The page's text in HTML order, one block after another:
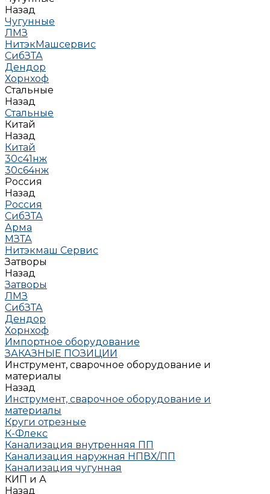
Назад
Чугунные
ЛМЗ
НитэкМашсервис
СибЗТА
Дендор
Хорнхоф
Стальные
Назад
Стальные
Китай
Назад
Китай
30с41нж
30с64нж
Россия
Назад
Россия
СибЗТА
Арма
МЗТА
Нитэкмаш Сервис
Затворы
Назад
Затворы
ЛМЗ
СибЗТА
Дендор
Хорнхоф
Импортное оборудование
ЗАКАЗНЫЕ ПОЗИЦИИ
Инструмент, сварочное оборудование и
материалы
Назад
Инструмент, сварочное оборудование и
материалы
Круги отрезные
К-Флекс
Канализация внутренняя ПП
Канализация наружная НПВХ/ПП
Канализация чугунная
КИП и А
Назад